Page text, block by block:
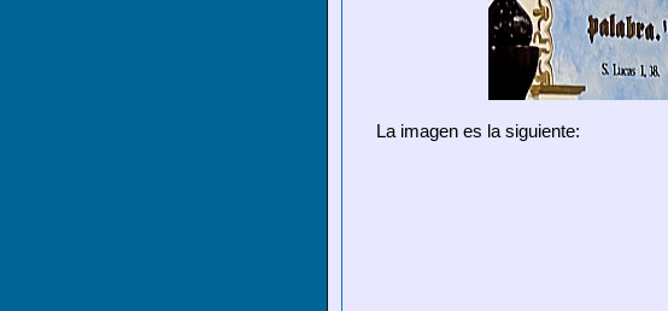
La imagen es la siguiente: